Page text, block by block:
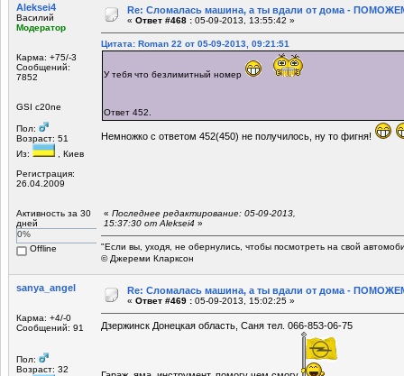
Aleksei4
Василий
Модератор
Карма: +75/-3
Сообщений:
7852
GSI c20ne
Пол:
Возраст: 51
Из:
, Киев
Регистрация:
26.04.2009
Активность за 30
дней
0%
Offline
Re: Сломалась машина, а ты вдали от дома -
« Ответ #468 : 05-09-2013, 13:55:42 »
Цитата: Roman 22 от 05-09-2013, 09:21:51
У тебя что безлимитный номер
Ответ 452.
Немножко с ответом 452(450) не получилось, ну то фигня!
« Последнее редактирование: 05-09-2013,
15:37:30 от Aleksei4 »
"Если вы, уходя, не обернулись, чтобы посмотреть на свой
© Джереми Кларксон
sanya_angel
Карма: +4/-0
Сообщений: 91
Пол:
Возраст: 32
Re: Сломалась машина, а ты вдали от дома -
« Ответ #469 : 05-09-2013, 15:02:25 »
Дзержинск Донецкая область, Саня тел. 066-853-06-75